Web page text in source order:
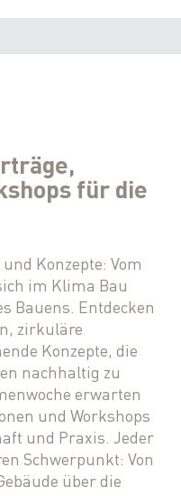
für die
Konzepte: Vom
im Klima Bau
Bauens. Entdecken
zirkuläre
Konzepte, die
nachhaltig zu
erwarten
und Workshops
und Praxis. Jeder
Schwerpunkt: Von
über die